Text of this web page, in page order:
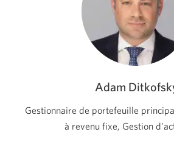
Adam
Gestionnaire de portefeuille
à revenu fixe, Gestion